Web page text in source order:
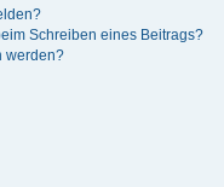
Schreiben eines Beitrags?
werden?